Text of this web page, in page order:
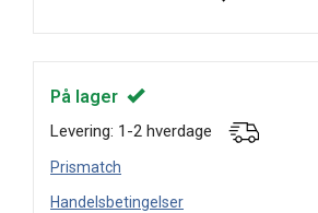
På lager
Levering: 1-2 hverdage
Prismatch
Handelsbetingelser